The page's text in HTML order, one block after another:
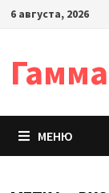
Перейти
6 августа, 2026
МЕНЮ